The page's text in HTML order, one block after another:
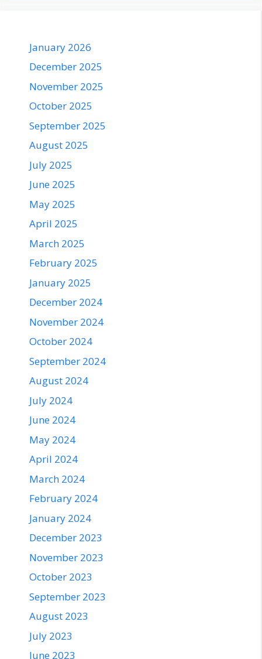
January 2026
December 2025
November 2025
October 2025
September 2025
August 2025
July 2025
June 2025
May 2025
April 2025
March 2025
February 2025
January 2025
December 2024
November 2024
October 2024
September 2024
August 2024
July 2024
June 2024
May 2024
April 2024
March 2024
February 2024
January 2024
December 2023
November 2023
October 2023
September 2023
August 2023
July 2023
June 2023